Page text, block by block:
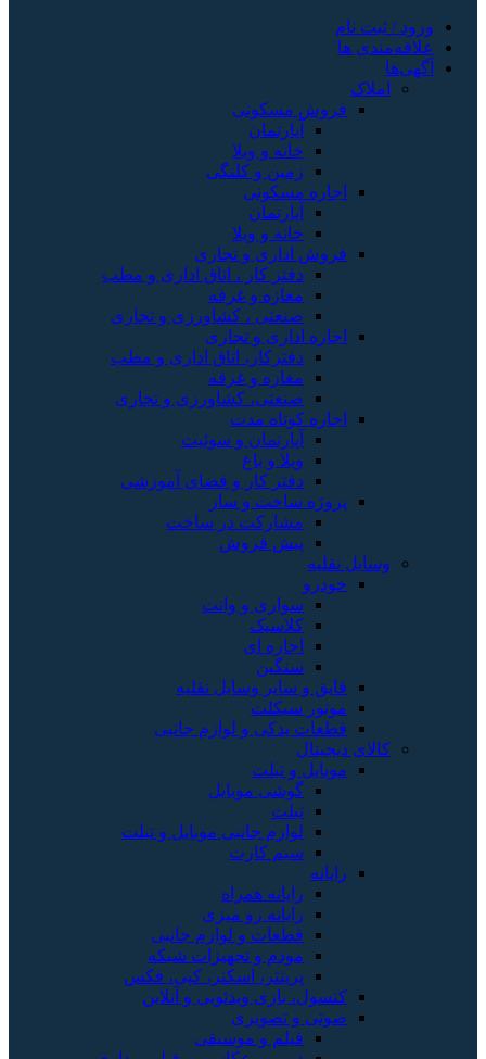
ورود / ثبت نام
علاقه‌مندی ها
آگهی‌ها
املاک
فروش مسکونی
آپارتمان
خانه و ویلا
زمین و کلنگی
اجاره مسکونی
آپارتمان
خانه و ویلا
فروش اداری و تجاری
دفتر کار ، اتاق اداری و مطب
مغازه و غرفه
صنعتی ، کشاورزی و تجاری
اجاره اداری و تجاری
دفترکار، اتاق اداری و مطب
مغازه و غرفه
صنعتی، کشاورزی و تجاری
اجاره کوتاه مدت
آپارتمان و سوئیت
ویلا و باغ
دفتر کار و فضای آموزشی
پروژه ساخت و ساز
مشارکت در ساخت
پیش فروش
وسایل نقلیه
خودرو
سواری و وانت
کلاسیک
اجاره ای
سنگین
قایق و سایر وسایل نقلیه
موتور سیکلت
قطعات یدکی و لوازم جانبی
کالای دیجیتال
موبایل و تبلت
گوشی موبایل
تبلت
لوازم جانبی موبایل و تبلت
سیم کارت
رایانه
رایانه همراه
رایانه رو میزی
قطعات و لوازم جانبی
مودم و تجهیزات شبکه
پرینتر، اسکنر، کپی، فکس
کنسول، بازی‌ ویدئویی و آنلاین
صوتی و تصویری
فیلم و موسیقی